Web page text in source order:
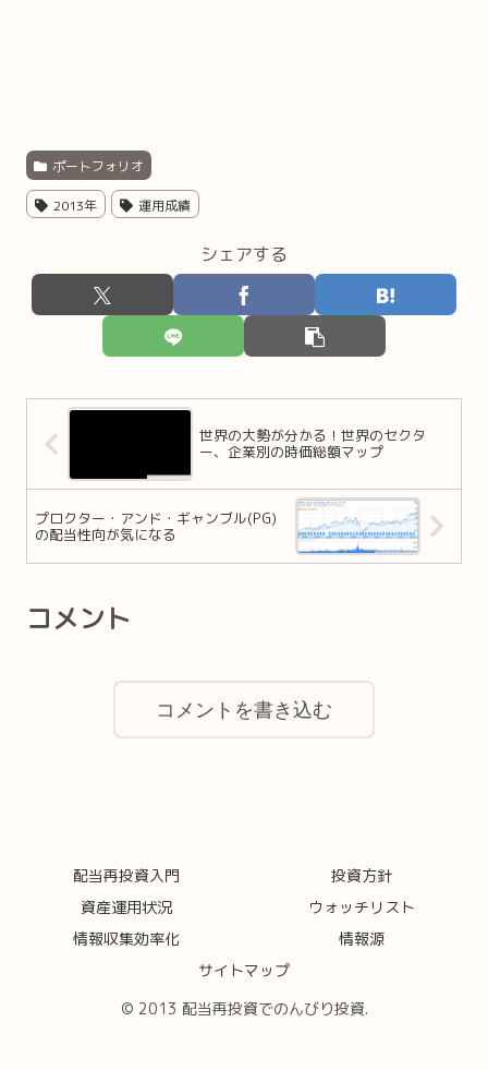
ポートフォリオ
2013年 運用成績
シェアする
世界の大勢が分かる！世界のセクタ
ー、企業別の時価総額マップ
プロクター・アンド・ギャンブル(PG)
の配当性向が気になる
コメント
コメントを書き込む
配当再投資入門
投資方針
資産運用状況
ウォッチリスト
情報収集効率化
情報源
サイトマップ
© 2013 配当再投資でのんびり投資.